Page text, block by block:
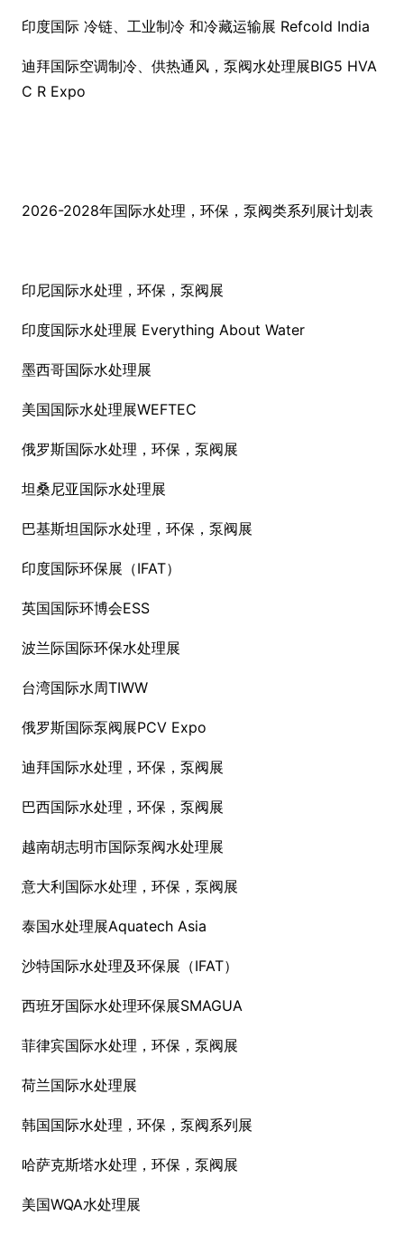
印度国际 冷链、工业制冷 和冷藏运输展 Refcold India
迪拜国际空调制冷、供热通风，泵阀水处理展BIG5 HVA
C R Expo
2026-2028年国际水处理，环保，泵阀类系列展计划表
印尼国际水处理，环保，泵阀展
印度国际水处理展 Everything About Water
墨西哥国际水处理展
美国国际水处理展WEFTEC
俄罗斯国际水处理，环保，泵阀展
坦桑尼亚国际水处理展
巴基斯坦国际水处理，环保，泵阀展
印度国际环保展（IFAT）
英国国际环博会ESS
波兰际国际环保水处理展
台湾国际水周TIWW
俄罗斯国际泵阀展PCV Expo
迪拜国际水处理，环保，泵阀展
巴西国际水处理，环保，泵阀展
越南胡志明市国际泵阀水处理展
意大利国际水处理，环保，泵阀展
泰国水处理展Aquatech Asia
沙特国际水处理及环保展（IFAT）
西班牙国际水处理环保展SMAGUA
菲律宾国际水处理，环保，泵阀展
荷兰国际水处理展
韩国国际水处理，环保，泵阀系列展
哈萨克斯塔水处理，环保，泵阀展
美国WQA水处理展